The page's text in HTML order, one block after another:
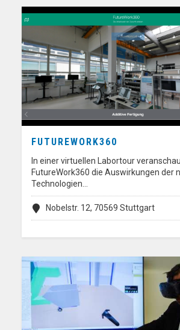
FUTUREWORK360
In einer virtuellen Labortour
FutureWork360 die Auswirkungen der
Technologien…
Nobelstr. 12, 70569 Stuttgart